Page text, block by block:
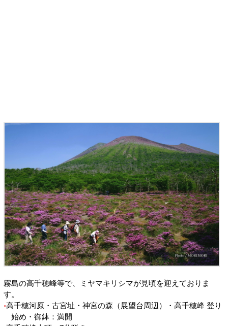
霧島の高千穂峰等で、ミヤマキリシマが見頃を迎えておりま
す。
高千穂河原・古宮址・神宮の森（展望台周辺）・高千穂峰 登り
始め・御鉢：満開